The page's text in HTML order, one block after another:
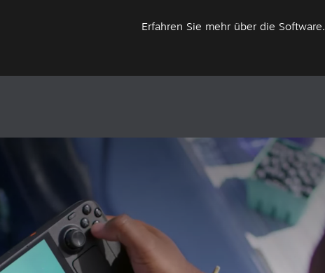
Erfahren Sie mehr über die Software.